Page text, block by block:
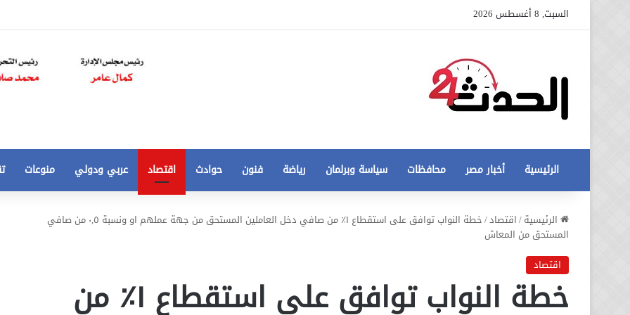
السبت, 8 أغسطس 2026
الرئيسية أخبار مصر محافظات سياسة وبرلمان رياضة فنون حوادث اقتصاد عربي ودولي منوعات
الرئيسية/اقتصاد/
خطة النواب توافق على استقطاع ١٪؜ من صافي دخل العاملين المستحق من جهة عملهم او ونسبة ٠,٥ من صافي
المستحق من المعاش
اقتصاد
خطة النواب توافق على استقطاع ١٪؜ من
عاجل
مخالفات
البناء
12 أغسطس، 2020
عاجل تطورات جديدة في أزمة مخالفات
تخفيض
الي
50
21 أغسطس، 2020